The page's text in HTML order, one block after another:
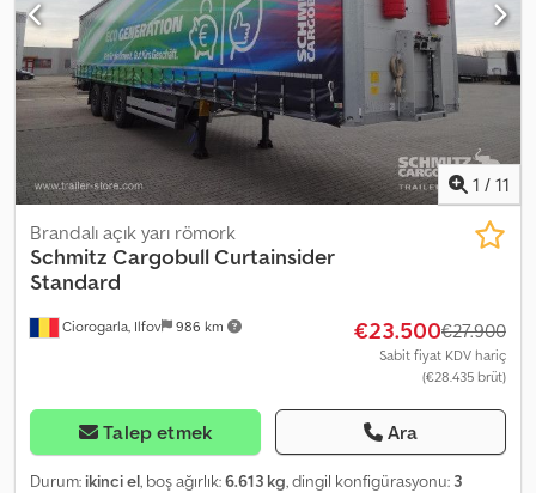
Finansmana ihtiyacınız var mı? Size özel finansman çözümleri,
kapsamlı servis sözleşmeleri ve telematik hizmetleri sunuyoruz.
Size kişisel olarak danışmanlık yapmaktan memnuniyet duyarız.
Crodpjzpb U Ssfx Al Djf
1 / 11
Ciorogarla, Ilfov 986 km
Brandalı açık yarı römork
Schmitz CargobullCurtainsider
Standard
€23.500€27.900
Sabit fiyat KDV hariç
(€28.435 brüt)
Talep etmek Ara
Durum: ikinci el, boş ağırlık:6.613 kg, dingil konfigürasyonu: 3